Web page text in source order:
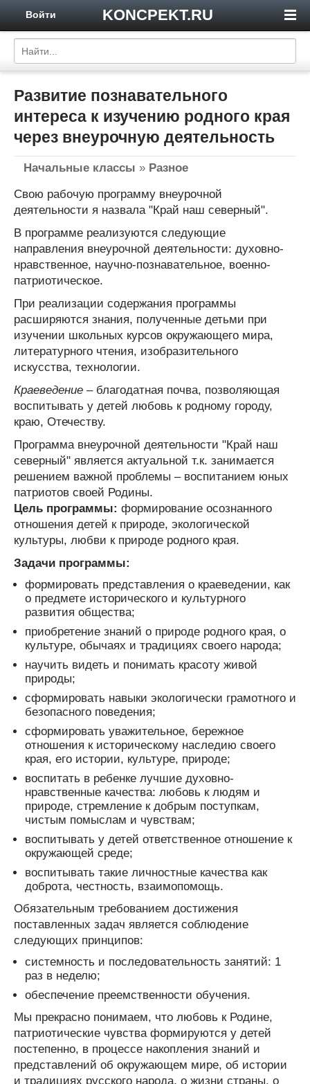
KONCPEKT.RU
Войти
Развитие познавательного
интереса к изучению родного края
через внеурочную деятельность
Начальные классы » Разное
Свою рабочую программу внеурочной
деятельности я назвала "Край наш северный".
В программе реализуются следующие
направления внеурочной деятельности: духовно-
нравственное, научно-познавательное, военно-
патриотическое.
При реализации содержания программы
расширяются знания, полученные детьми при
изучении школьных курсов окружающего мира,
литературного чтения, изобразительного
искусства, технологии.
Краеведение – благодатная почва, позволяющая
воспитывать у детей любовь к родному городу,
краю, Отечеству.
Программа внеурочной деятельности "Край наш
северный" является актуальной т.к. занимается
решением важной проблемы – воспитанием юных
патриотов своей Родины.
Цель программы: формирование осознанного
отношения детей к природе, экологической
культуры, любви к природе родного края.
Задачи программы:
формировать представления о краеведении, как
о предмете исторического и культурного
развития общества;
приобретение знаний о природе родного края, о
культуре, обычаях и традициях своего народа;
научить видеть и понимать красоту живой
природы;
сформировать навыки экологически грамотного и
безопасного поведения;
сформировать уважительное, бережное
отношения к историческому наследию своего
края, его истории, культуре, природе;
воспитать в ребенке лучшие духовно-
нравственные качества: любовь к людям и
природе, стремление к добрым поступкам,
чистым помыслам и чувствам;
воспитывать у детей ответственное отношение к
окружающей среде;
воспитывать такие личностные качества как
доброта, честность, взаимопомощь.
Обязательным требованием достижения
поставленных задач является соблюдение
следующих принципов:
системность и последовательность занятий: 1
раз в неделю;
обеспечение преемственности обучения.
Мы прекрасно понимаем, что любовь к Родине,
патриотические чувства формируются у детей
постепенно, в процессе накопления знаний и
представлений об окружающем мире, об истории
и традициях русского народа, о жизни страны, о